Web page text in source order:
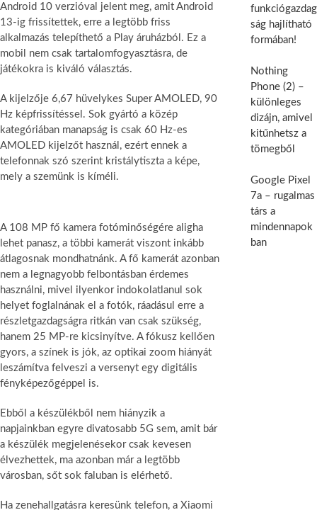
Android 10 verzióval jelent meg, amit Android
13-ig frissítettek, erre a legtöbb friss
alkalmazás telepíthető a Play áruházból. Ez a
mobil nem csak tartalomfogyasztásra, de
játékokra is kiváló választás.
A kijelzője 6,67 hüvelykes Super AMOLED, 90
Hz képfrissítéssel. Sok gyártó a közép
kategóriában manapság is csak 60 Hz-es
AMOLED kijelzőt használ, ezért ennek a
telefonnak szó szerint kristálytiszta a képe,
mely a szemünk is kíméli.
A 108 MP fő kamera fotóminőségére aligha
lehet panasz, a többi kamerát viszont inkább
átlagosnak mondhatnánk. A fő kamerát azonban
nem a legnagyobb felbontásban érdemes
használni, mivel ilyenkor indokolatlanul sok
helyet foglalnának el a fotók, ráadásul erre a
részletgazdagságra ritkán van csak szükség,
hanem 25 MP-re kicsinyítve. A fókusz kellően
gyors, a színek is jók, az optikai zoom hiányát
leszámítva felveszi a versenyt egy digitális
fényképezőgéppel is.
Ebből a készülékből nem hiányzik a
napjainkban egyre divatosabb 5G sem, amit bár
a készülék megjelenésekor csak kevesen
élvezhettek, ma azonban már a legtöbb
városban, sőt sok faluban is elérhető.
Ha zenehallgatásra keresünk telefon, a Xiaomi
funkciógazdag
ság hajlítható
formában!
Nothing
Phone (2) –
különleges
dizájn, amivel
kitűnhetsz a
tömegből
Google Pixel
7a – rugalmas
társ a
mindennapok
ban